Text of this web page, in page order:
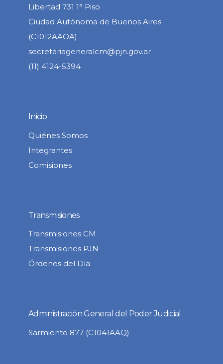
Libertad 731 1° Piso
Ciudad Autónoma de Buenos Aires
(C1012AAOA)
secretariageneralcm@pjn.gov.ar
(11) 4124-5394
Inicio
Quiénes Somos
Integrantes
Comisiones
Transmisiones
Transmisiones CM
Transmisiones PJN
Órdenes del Día
Administración General del Poder Judicial
Sarmiento 877 (C1041AAQ)